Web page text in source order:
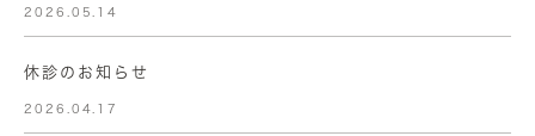
2026.05.14
休診のお知らせ
2026.04.17